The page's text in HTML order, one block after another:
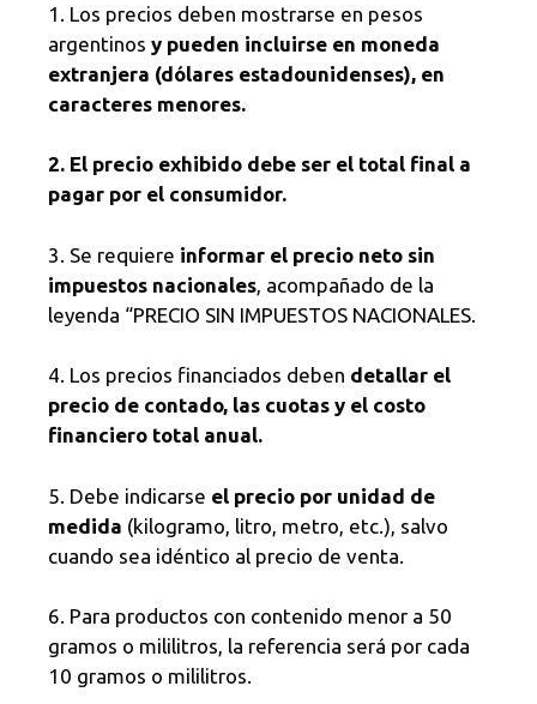
1. Los precios deben mostrarse en pesos
argentinos y pueden incluirse en moneda
extranjera (dólares estadounidenses), en
caracteres menores.
2. El precio exhibido debe ser el total final a
pagar por el consumidor.
3. Se requiere informar el precio neto sin
impuestos nacionales , acompañado de la
leyenda “PRECIO SIN IMPUESTOS NACIONALES.
4. Los precios financiados deben detallar el
precio de contado, las cuotas y el costo
financiero total anual.
5. Debe indicarse el precio por unidad de
medida (kilogramo, litro, metro, etc.), salvo
cuando sea idéntico al precio de venta.
6. Para productos con contenido menor a 50
gramos o mililitros, la referencia será por cada
10 gramos o mililitros.